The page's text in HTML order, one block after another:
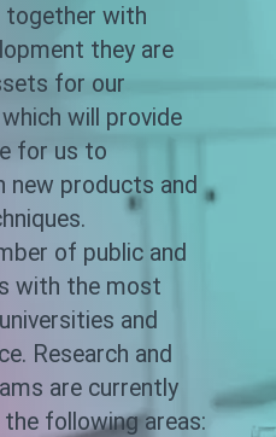
together with
they are
for our
will provide
for us to
new products and
of public and
with the most
and
Research and
are currently
following areas: